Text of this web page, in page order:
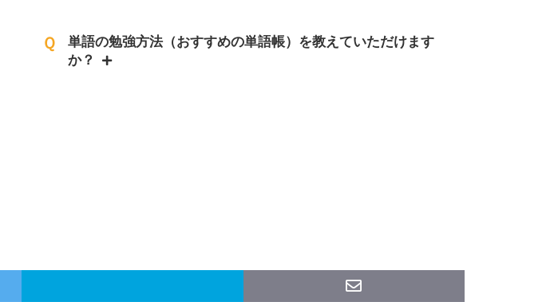
Ｑ
単語の勉強方法（おすすめの単語帳）を教えていただけます
か？